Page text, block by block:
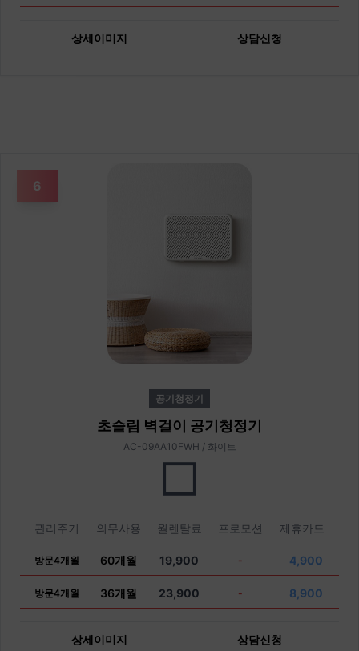
상세이미지 상담신청
6
공기청정기
초슬림 벽걸이 공기청정기
AC-09AA10FWH / 화이트
관리주기 의무사용 월렌탈료 프로모션 제휴카드
방문4개월 60개월 19,900 - 4,900
방문4개월 36개월 23,900 - 8,900
상세이미지 상담신청